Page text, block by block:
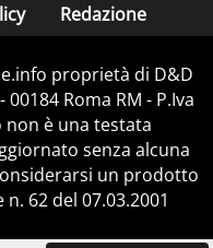
Redazione
proprietà di D&D
Roma RM - P.Iva
non è una testata
senza alcuna
un prodotto
62 del 07.03.2001